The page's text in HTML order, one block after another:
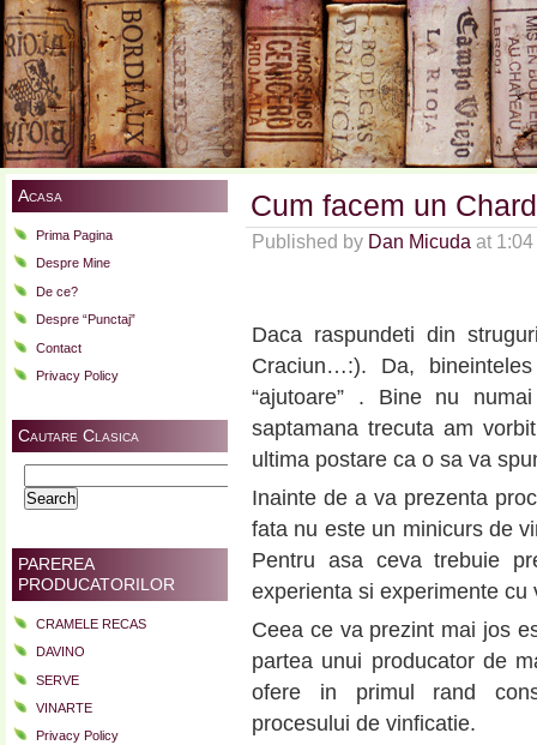
Acasa
Prima Pagina
Despre Mine
De ce?
Despre “Punctaj”
Contact
Privacy Policy
Cautare Clasica
for:
PAREREA
PRODUCATORILOR
CRAMELE RECAS
DAVINO
SERVE
VINARTE
Privacy Policy
Cum facem un
Published by Dan Micuda at
Daca raspundeti din
Craciun…:). Da,
“ajutoare” . Bine nu
saptamana trecuta am
ultima postare ca o sa va
Inainte de a va prezenta
fata nu este un minicurs de
Pentru asa ceva trebuie
experienta si experimente cu
Ceea ce va prezint mai jos
partea unui producator de
ofere in primul rand
procesului de vinficatie.